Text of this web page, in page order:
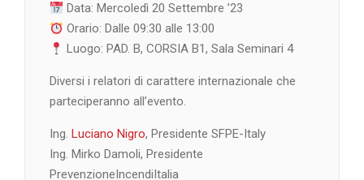
Data: Mercoledì 20 Settembre ’23
Orario: Dalle 09:30 alle 13:00
Luogo: PAD. B, CORSIA B1, Sala Seminari 4
Diversi i relatori di carattere internazionale che
parteciperanno all’evento.
Ing. Luciano Nigro, Presidente SFPE-Italy
Ing. Mirko Damoli, Presidente
PrevenzioneIncendiItalia